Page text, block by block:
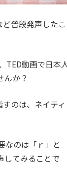
普段発声したこ
TED動画で日本
んか？
のは、ネイティ
なのは「ｒ」と
してみることで